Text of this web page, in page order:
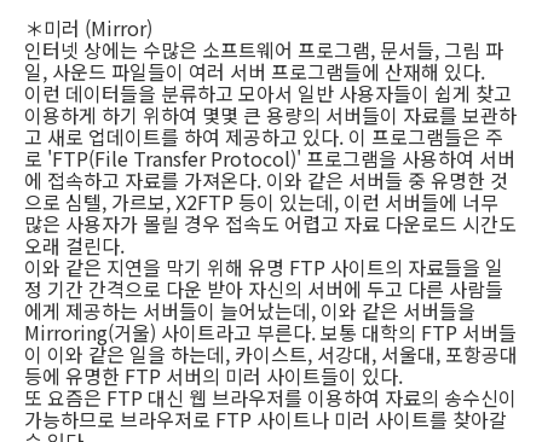
＊미러 (Mirror)
인터넷 상에는 수많은 소프트웨어 프로그램, 문서들, 그림 파
일, 사운드 파일들이 여러 서버 프로그램들에 산재해 있다.
이런 데이터들을 분류하고 모아서 일반 사용자들이 쉽게 찾고
이용하게 하기 위하여 몇몇 큰 용량의 서버들이 자료를 보관하
고 새로 업데이트를 하여 제공하고 있다. 이 프로그램들은 주
로 'FTP(File Transfer Protocol)' 프로그램을 사용하여 서버
에 접속하고 자료를 가져온다. 이와 같은 서버들 중 유명한 것
으로 심텔, 가르보, X2FTP 등이 있는데, 이런 서버들에 너무
많은 사용자가 몰릴 경우 접속도 어렵고 자료 다운로드 시간도
오래 걸린다.
이와 같은 지연을 막기 위해 유명 FTP 사이트의 자료들을 일
정 기간 간격으로 다운 받아 자신의 서버에 두고 다른 사람들
에게 제공하는 서버들이 늘어났는데, 이와 같은 서버들을
Mirroring(거울) 사이트라고 부른다. 보통 대학의 FTP 서버들
이 이와 같은 일을 하는데, 카이스트, 서강대, 서울대, 포항공대
등에 유명한 FTP 서버의 미러 사이트들이 있다.
또 요즘은 FTP 대신 웹 브라우저를 이용하여 자료의 송수신이
가능하므로 브라우저로 FTP 사이트나 미러 사이트를 찾아갈